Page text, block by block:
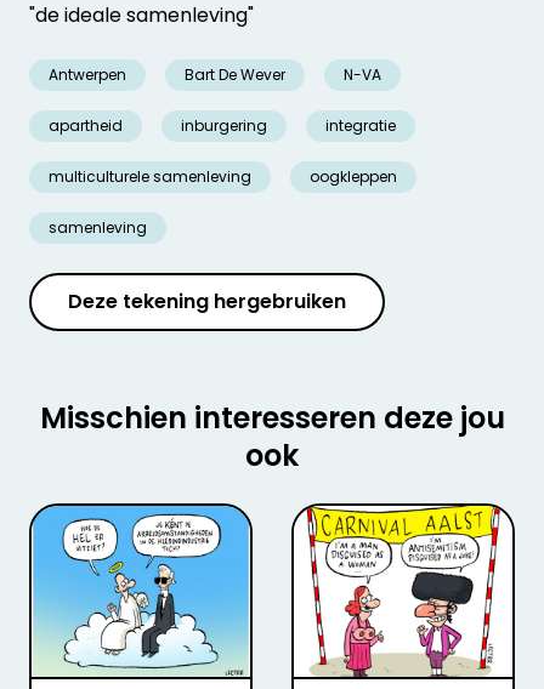
"de ideale samenleving"
Antwerpen Bart De Wever N-VA
apartheid inburgering integratie
multiculturele samenleving oogkleppen
samenleving
Deze tekening hergebruiken
Misschien interesseren deze jou
ook